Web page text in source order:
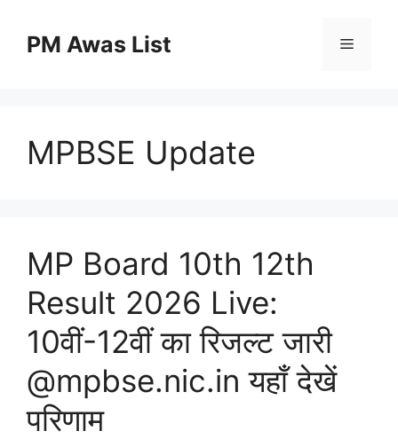
PM Awas List Menu
MPBSE Update
MP Board 10th 12th
Result 2026 Live:
10वीं-12वीं का रिजल्ट जारी
@mpbse.nic.in यहाँ देखें
परिणाम